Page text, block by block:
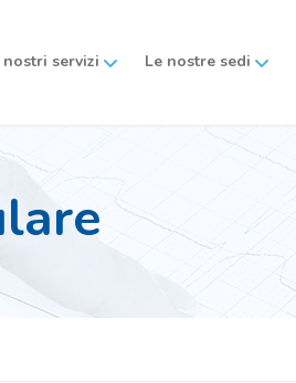
nostri servizi Le nostre sedi